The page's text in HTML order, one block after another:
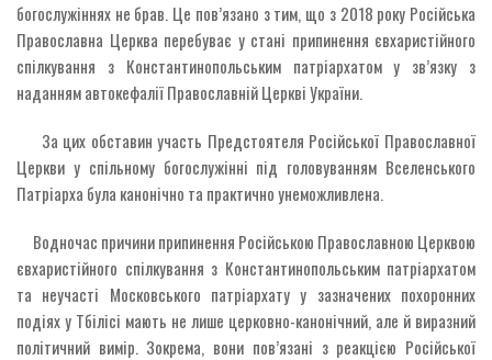
богослужіннях не брав. Це пов’язано з тим, що з 2018 року Російська
Православна Церква перебуває у стані припинення євхаристійного
спілкування з Константинопольським патріархатом у зв’язку з
наданням автокефалії Православній Церкві України.
За цих обставин участь Предстоятеля Російської Православної
Церкви у спільному богослужінні під головуванням Вселенського
Патріарха була канонічно та практично унеможливлена.
Водночас причини припинення Російською Православною Церквою
євхаристійного спілкування з Константинопольським патріархатом
та неучасті Московського патріархату у зазначених похоронних
подіях у Тбілісі мають не лише церковно-канонічний, але й виразний
політичний вимір. Зокрема, вони пов’язані з реакцією Російської